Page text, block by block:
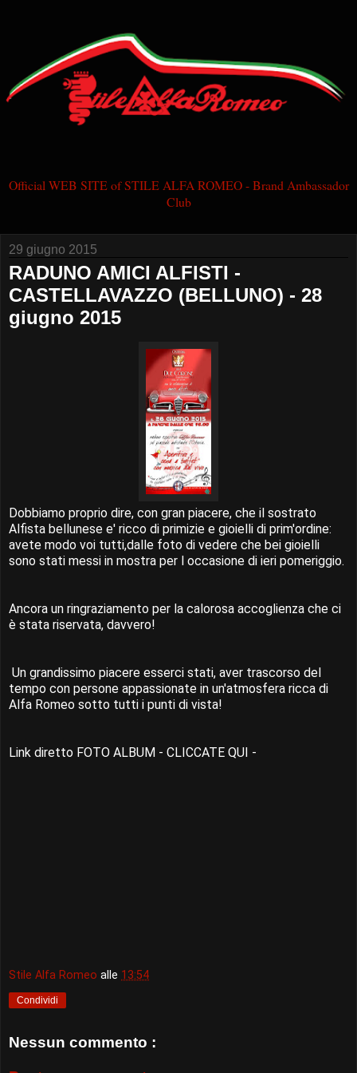
Official WEB SITE of STILE ALFA ROMEO - Brand Ambassador
Club
29 giugno 2015
RADUNO AMICI ALFISTI -
CASTELLAVAZZO (BELLUNO) - 28
giugno 2015
Dobbiamo proprio dire, con gran piacere, che il sostrato
Alfista bellunese e' ricco di primizie e gioielli di prim'ordine:
avete modo voi tutti,dalle foto di vedere che bei gioielli
sono stati messi in mostra per l occasione di ieri pomeriggio.
Ancora un ringraziamento per la calorosa accoglienza che ci
è stata riservata, davvero!
Un grandissimo piacere esserci stati, aver trascorso del
tempo con persone appassionate in un'atmosfera ricca di
Alfa Romeo sotto tutti i punti di vista!
Link diretto FOTO ALBUM - CLICCATE QUI -
Stile Alfa Romeo alle 13:54
Condividi
Nessun commento :